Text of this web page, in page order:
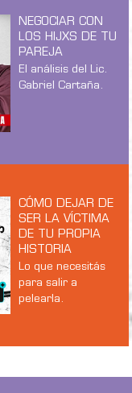
NEGOCIAR CON
LOS HIJXS DE TU
PAREJA
El análisis del Lic.
Gabriel Cartaña.
CÓMO DEJAR DE
SER LA VÍCTIMA
DE TU PROPIA
HISTORIA
Lo que necesitás
para salir a
pelearla.